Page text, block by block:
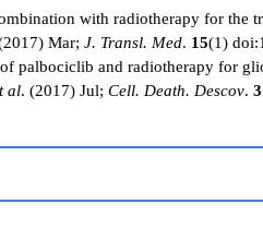
with radiotherapy for the
Mar; J. Transl. Med. 15(1)
palbociclib and radiotherapy for
al. (2017) Jul; Cell. Death. Descov. 3